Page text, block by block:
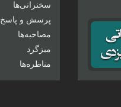
سخنرانی‌ها
پرسش و پاسخ
مصاحبه‌ها
میزگرد
مناظره‌ها